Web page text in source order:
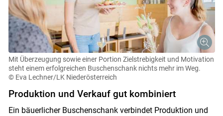
Mit Überzeugung sowie einer Portion Zielstrebigkeit und Motivation
steht einem erfolgreichen Buschenschank nichts mehr im Weg.
© Eva Lechner/LK Niederösterreich
Produktion und Verkauf gut kombiniert
Ein bäuerlicher Buschenschank verbindet Produktion und